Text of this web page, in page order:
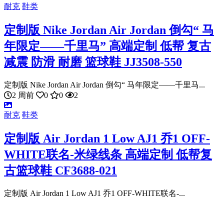
耐克 鞋类
定制版 Nike Jordan Air Jordan 倒勾“ 马
年限定——千里马” 高端定制 低帮 复古
减震 防滑 耐磨 篮球鞋 JJ3508-550
定制版 Nike Jordan Air Jordan 倒勾“ 马年限定——千里马...
2 周前
0 0 2
耐克 鞋类
定制版 Air Jordan 1 Low AJ1 乔1 OFF-
WHITE联名-米绿线条 高端定制 低帮复
古篮球鞋 CF3688-021
定制版 Air Jordan 1 Low AJ1 乔1 OFF-WHITE联名-...